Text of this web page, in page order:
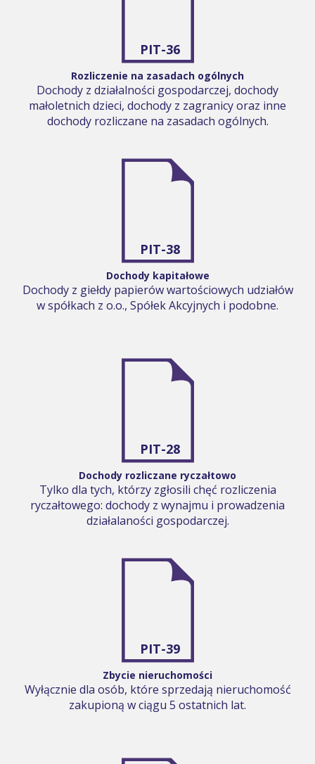
PIT-36
Rozliczenie na zasadach ogólnych
Dochody z działalności gospodarczej, dochody
małoletnich dzieci, dochody z zagranicy oraz inne
dochody rozliczane na zasadach ogólnych.
PIT-38
Dochody kapitałowe
Dochody z giełdy papierów wartościowych udziałów
w spółkach z o.o., Spółek Akcyjnych i podobne.
PIT-28
Dochody rozliczane ryczałtowo
Tylko dla tych, którzy zgłosili chęć rozliczenia
ryczałtowego: dochody z wynajmu i prowadzenia
działalaności gospodarczej.
PIT-39
Zbycie nieruchomości
Wyłącznie dla osób, które sprzedają nieruchomość
zakupioną w ciągu 5 ostatnich lat.